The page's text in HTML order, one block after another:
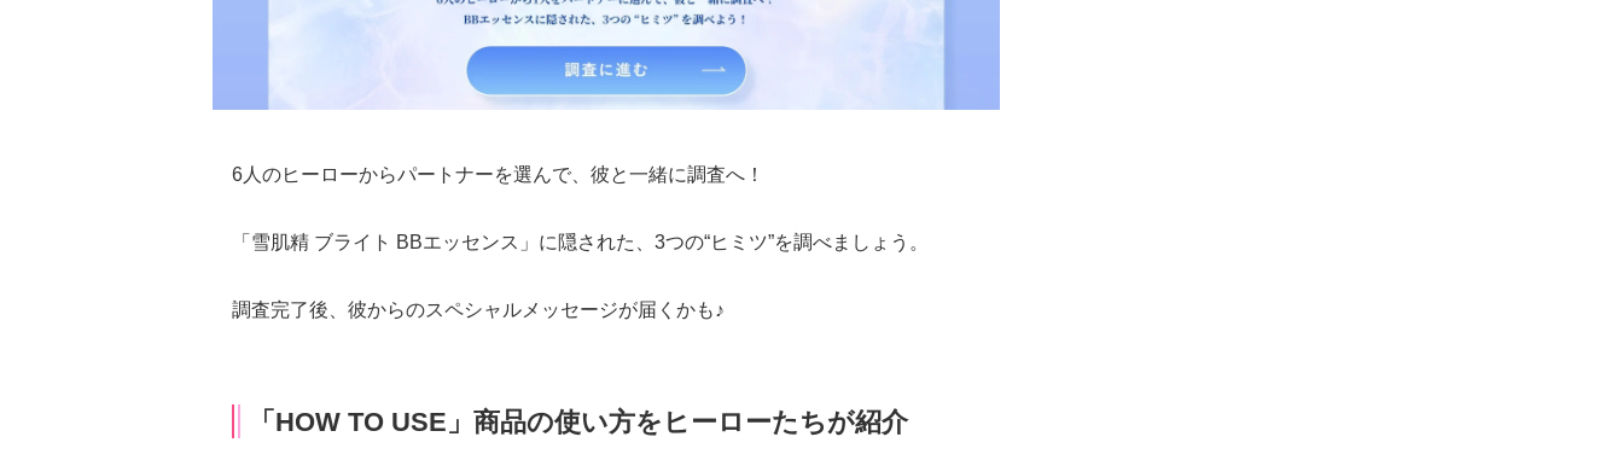
6人のヒーローからパートナーを選んで、彼と一緒に調査へ！
「雪肌精 ブライト BBエッセンス」に隠された、3つの“ヒミツ”を調べましょう。
調査完了後、彼からのスペシャルメッセージが届くかも♪
「HOW TO USE」商品の使い方をヒーローたちが紹介